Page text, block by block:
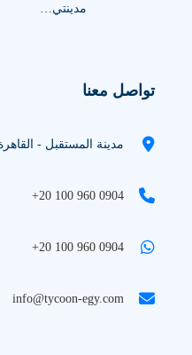
مدينتي…
تواصل معنا
مدينة المستقبل -
+20 100 960 0904
+20 100 960 0904
info@tycoon-egy.com